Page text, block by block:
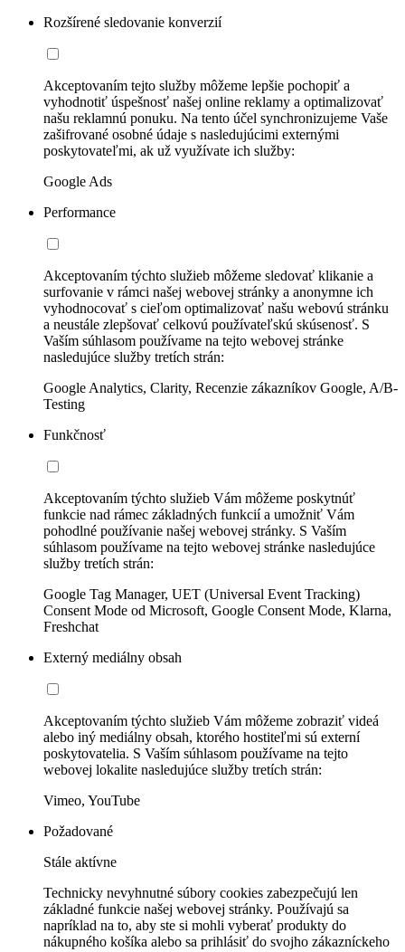
Rozšírené sledovanie konverzií
Akceptovaním tejto služby môžeme lepšie pochopiť a
vyhodnotiť úspešnosť našej online reklamy a optimalizovať
našu reklamnú ponuku. Na tento účel synchronizujeme Vaše
zašifrované osobné údaje s nasledujúcimi externými
poskytovateľmi, ak už využívate ich služby:
Google Ads
Performance
Akceptovaním týchto služieb môžeme sledovať klikanie a
surfovanie v rámci našej webovej stránky a anonymne ich
vyhodnocovať s cieľom optimalizovať našu webovú stránku
a neustále zlepšovať celkovú používateľskú skúsenosť. S
Vaším súhlasom používame na tejto webovej stránke
nasledujúce služby tretích strán:
Google Analytics, Clarity, Recenzie zákazníkov Google, A/B-
Testing
Funkčnosť
Akceptovaním týchto služieb Vám môžeme poskytnúť
funkcie nad rámec základných funkcií a umožniť Vám
pohodlné používanie našej webovej stránky. S Vaším
súhlasom používame na tejto webovej stránke nasledujúce
služby tretích strán:
Google Tag Manager, UET (Universal Event Tracking)
Consent Mode od Microsoft, Google Consent Mode, Klarna,
Freshchat
Externý mediálny obsah
Akceptovaním týchto služieb Vám môžeme zobraziť videá
alebo iný mediálny obsah, ktorého hostiteľmi sú externí
poskytovatelia. S Vaším súhlasom používame na tejto
webovej lokalite nasledujúce služby tretích strán:
Vimeo, YouTube
Požadované
Stále aktívne
Technicky nevyhnutné súbory cookies zabezpečujú len
základné funkcie našej webovej stránky. Používajú sa
napríklad na to, aby ste si mohli vyberať produkty do
nákupného košíka alebo sa prihlásiť do svojho zákazníckeho